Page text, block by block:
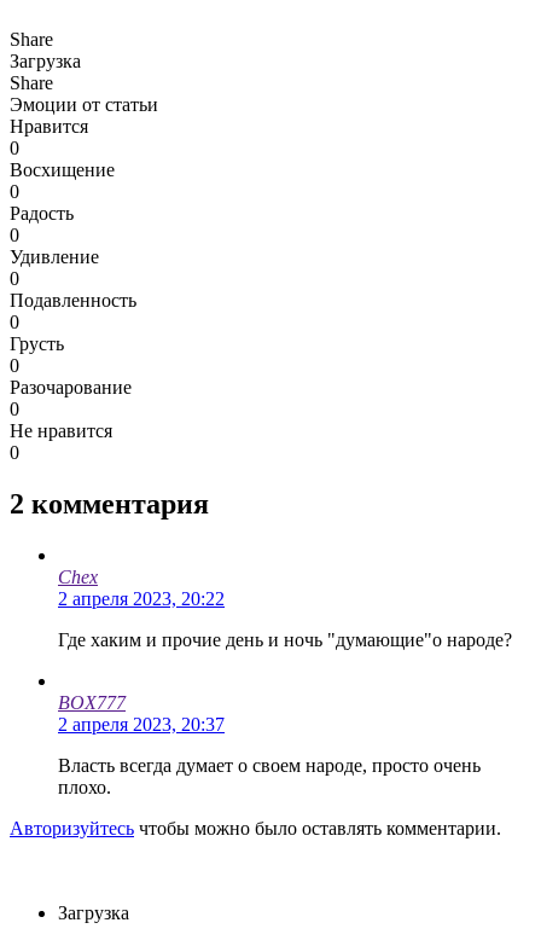
Share
Загрузка
Share
Эмоции от статьи
Нравится
0
Восхищение
0
Радость
0
Удивление
0
Подавленность
0
Грусть
0
Разочарование
0
Не нравится
0
2 комментария
Chex
2 апреля 2023, 20:22
Где хаким и прочие день и ночь "думающие"о народе?
BOX777
2 апреля 2023, 20:37
Власть всегда думает о своем народе, просто очень
плохо.
Авторизуйтесь чтобы можно было оставлять комментарии.
Загрузка